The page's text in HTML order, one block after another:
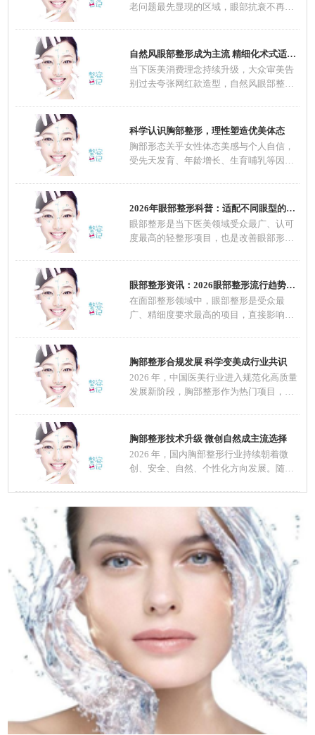
老问题最先显现的区域，眼部抗衰不再是
自然风眼部整形成为主流 精细化术式适配不同
当下医美消费理念持续升级，大众审美告
别过去夸张网红款造型，自然风眼部整形
科学认识胸部整形，理性塑造优美体态
胸部形态关乎女性体态美感与个人自信，
受先天发育、年龄增长、生育哺乳等因素
2026年眼部整形科普：适配不同眼型的整形方案
眼部整形是当下医美领域受众最广、认可
度最高的轻整形项目，也是改善眼部形
眼部整形资讯：2026眼部整形流行趋势，自然定
在面部整形领域中，眼部整形是受众最
广、精细度要求最高的项目，直接影响面
胸部整形合规发展 科学变美成行业共识
2026 年，中国医美行业进入规范化高质量
发展新阶段，胸部整形作为热门项目，在
胸部整形技术升级 微创自然成主流选择
2026 年，国内胸部整形行业持续朝着微
创、安全、自然、个性化方向发展。随着